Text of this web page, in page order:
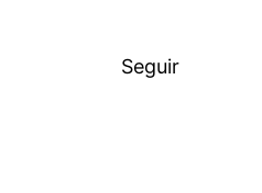
Seguir